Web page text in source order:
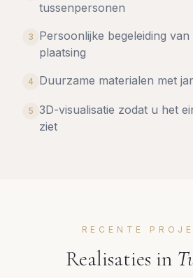
tussenpersonen
3
Persoonlijke begeleiding
plaatsing
4 Duurzame materialen met
5 3D-visualisatie zodat u het
ziet
RECENTE
Realisaties in